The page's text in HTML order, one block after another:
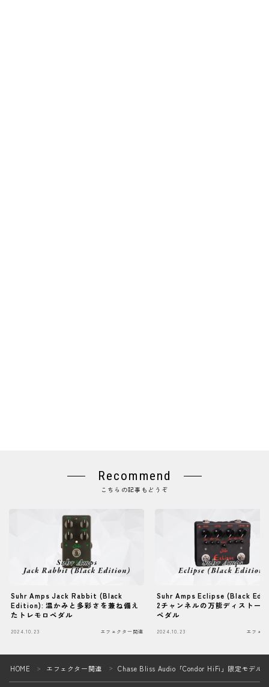
Recommend
こちらの記事もどうぞ
Suhr Amps Jack Rabbit (Black
Edition): 温かみと多彩さを兼ね備え
たトレモロペダル
2024.10.23 エフェクター関連
Suhr Amps Eclipse (Black
2チャンネルの万能ディストー
ペダル
2024.10.23 エフェ
HOME ＞ エフェクター関連 ＞ Chase Bliss Audio「Condor HiFi」限定モデル